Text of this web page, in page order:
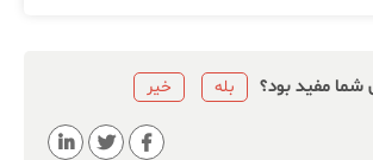
شما مفید بود؟ بله خیر